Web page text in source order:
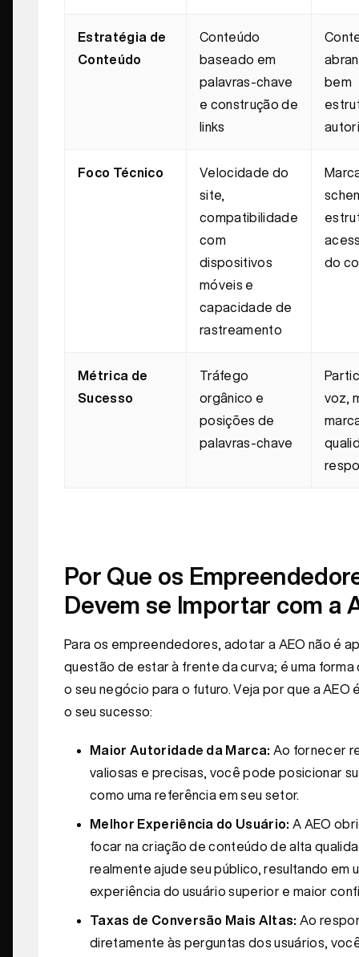
Estratégia de
Conteúdo
Conteúdo
baseado em
palavras-chave
e construção de
links
bem
Foco Técnico
Velocidade do
site,
compatibilidade
com
dispositivos
móveis e
capacidade de
rastreamento
do
Métrica de
Sucesso
Tráfego
orgânico e
posições de
palavras-chave
voz,
Por Que os
Devem se Importar com a
Para os empreendedores, adotar a AEO não é
questão de estar à frente da curva; é uma forma
o seu negócio para o futuro. Veja por que a AEO
o seu sucesso:
Maior Autoridade da Marca: Ao fornecer
valiosas e precisas, você pode posicionar
como uma referência em seu setor.
Melhor Experiência do Usuário: A AEO
focar na criação de conteúdo de alta
realmente ajude seu público, resultando em
experiência do usuário superior e maior
Taxas de Conversão Mais Altas: Ao
diretamente às perguntas dos usuários,